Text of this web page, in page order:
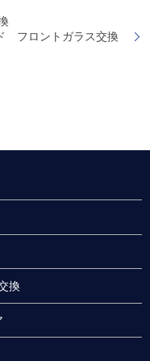
フロントガラス交換
換